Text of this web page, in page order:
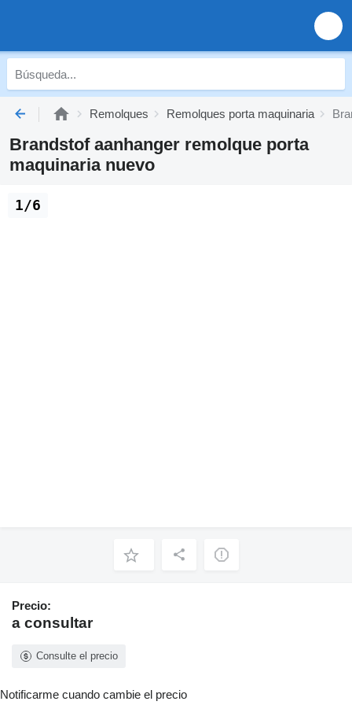
Remolques Remolques porta maquinaria
Brandstof aanhanger remolque porta
maquinaria nuevo
1/6
Precio:
a consultar
Consulte el precio
Notificarme cuando cambie el precio